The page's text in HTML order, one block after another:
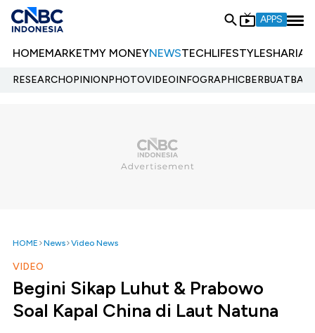
APPS
HOMEMARKETMY MONEYNEWSTECHLIFESTYLESHARIA
RESEARCHOPINIONPHOTOVIDEOINFOGRAPHIC
HOME News Video News
VIDEO
Begini Sikap Luhut & Prabowo
Soal Kapal China di Laut Natuna